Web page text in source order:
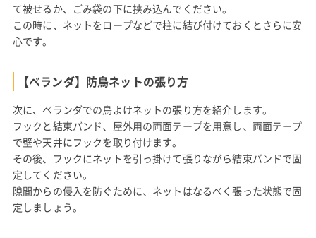
て被せるか、ごみ袋の下に挟み込んでください。
この時に、ネットをロープなどで柱に結び付けておくとさらに安
心です。
【ベランダ】防鳥ネットの張り方
次に、ベランダでの鳥よけネットの張り方を紹介します。
フックと結束バンド、屋外用の両面テープを用意し、両面テープ
で壁や天井にフックを取り付けます。
その後、フックにネットを引っ掛けて張りながら結束バンドで固
定してください。
隙間からの侵入を防ぐために、ネットはなるべく張った状態で固
定しましょう。